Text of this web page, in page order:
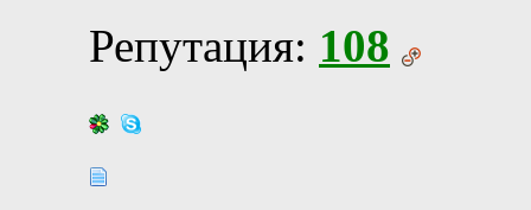
Репутация: 108